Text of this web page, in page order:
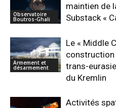
Observatoire
Boutros-Ghali
maintien de
Substack «
Armement et
désarmement
Le « Middle
construction
trans-
du Kremlin
Activités